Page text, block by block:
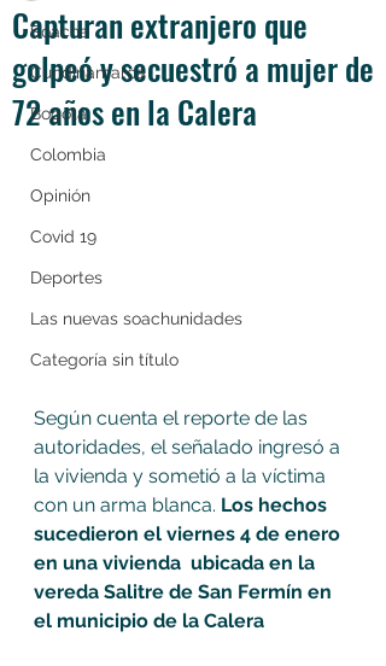
Soacha
Cundinamarca
Bogotá
Colombia
Opinión
Covid 19
Deportes
Las nuevas soachunidades
Categoría sin título
Capturan extranjero que
golpeó y secuestró a mujer de
72 años en la Calera
Según cuenta el reporte de las
autoridades, el señalado ingresó a
la vivienda y sometió a la víctima
con un arma blanca. Los hechos
sucedieron el viernes 4 de enero
en una vivienda  ubicada en la
vereda Salitre de San Fermín en
el municipio de la Calera